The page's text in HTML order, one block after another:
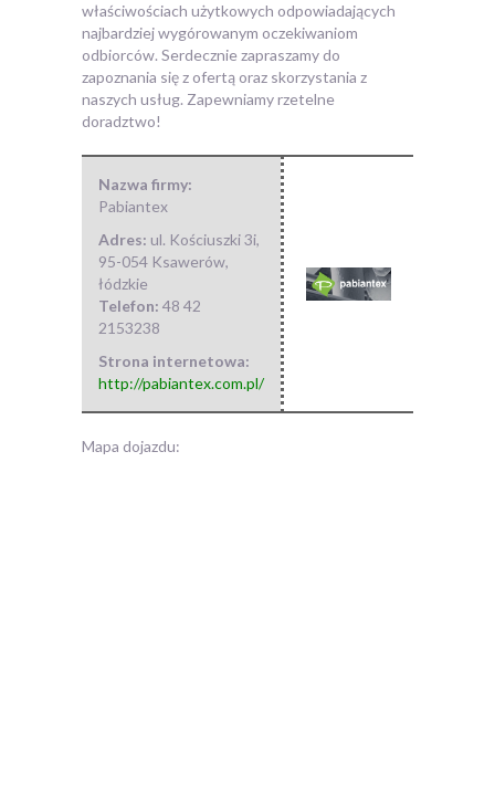
właściwościach użytkowych odpowiadających
najbardziej wygórowanym oczekiwaniom
odbiorców. Serdecznie zapraszamy do
zapoznania się z ofertą oraz skorzystania z
naszych usług. Zapewniamy rzetelne
doradztwo!
Nazwa firmy:
Pabiantex
Adres: ul. Kościuszki 3i,
95-054 Ksawerów,
łódzkie
Telefon: 48 42
2153238
Strona internetowa:
http://pabiantex.com.pl/
Mapa dojazdu: